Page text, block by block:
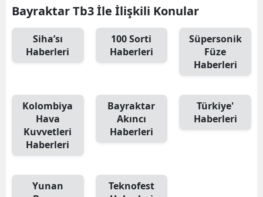
Bayraktar Tb3 İle İlişkili Konular
Siha’sı
Haberleri
100 Sorti
Haberleri
Süpersonik
Füze
Haberleri
Kolombiya
Hava
Kuvvetleri
Haberleri
Bayraktar
Akıncı
Haberleri
Türkiye'
Haberleri
Yunan
Teknofest